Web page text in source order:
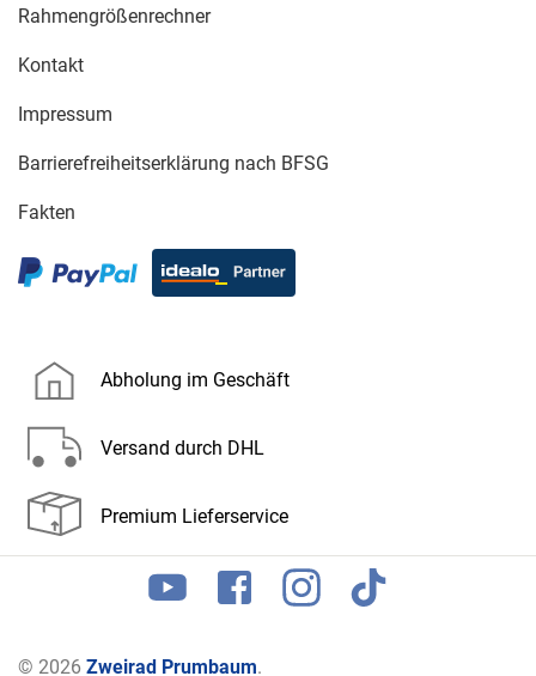
Rahmengrößenrechner
Kontakt
Impressum
Barrierefreiheitserklärung nach BFSG
Fakten
Abholung im Geschäft
Versand durch DHL
Premium Lieferservice
© 2026 Zweirad Prumbaum.